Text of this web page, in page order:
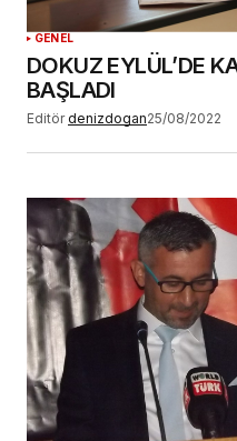
GENEL
DOKUZ EYLÜL’DE
BAŞLADI
Editör denizdogan25/08/2022